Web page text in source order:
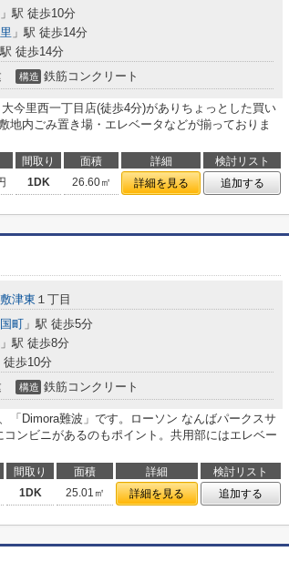
」駅 徒歩10分
」駅 徒歩14分
駅 徒歩14分
構造 鉄筋コンクリート
今里西一丁目店(徒歩4分)がありちょっとした買い
地内ごみ置き場・エレベータなどが揃っておりま
間取り 面積 詳細
検討リスト
1DK 26.60㎡ 詳細を見る 追加する
敷津東 １丁目
町 」駅 徒歩5分
」駅 徒歩8分
徒歩10分
構造 鉄筋コンクリート
「Dimora難波」です。ローソン なんばパークスサ
ンビニがあるのもポイント。共用部にはエレベー
間取り 面積 詳細
検討リスト
1DK 25.01㎡ 詳細を見る 追加する